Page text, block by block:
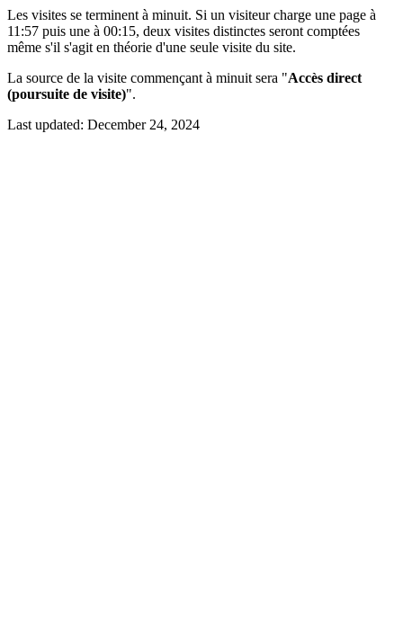
Les visites se terminent à minuit. Si un visiteur charge une page à
11:57 puis une à 00:15, deux visites distinctes seront comptées
même s'il s'agit en théorie d'une seule visite du site.
La source de la visite commençant à minuit sera "Accès direct
(poursuite de visite)".
Last updated: December 24, 2024